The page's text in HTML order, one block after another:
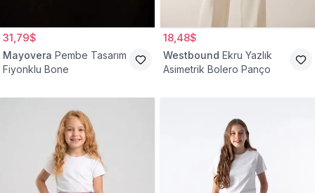
31,79$
Mayovera Pembe Tasarım
Fiyonklu Bone
18,48$
Westbound Ekru Yazlık
Asimetrik Bolero Panço